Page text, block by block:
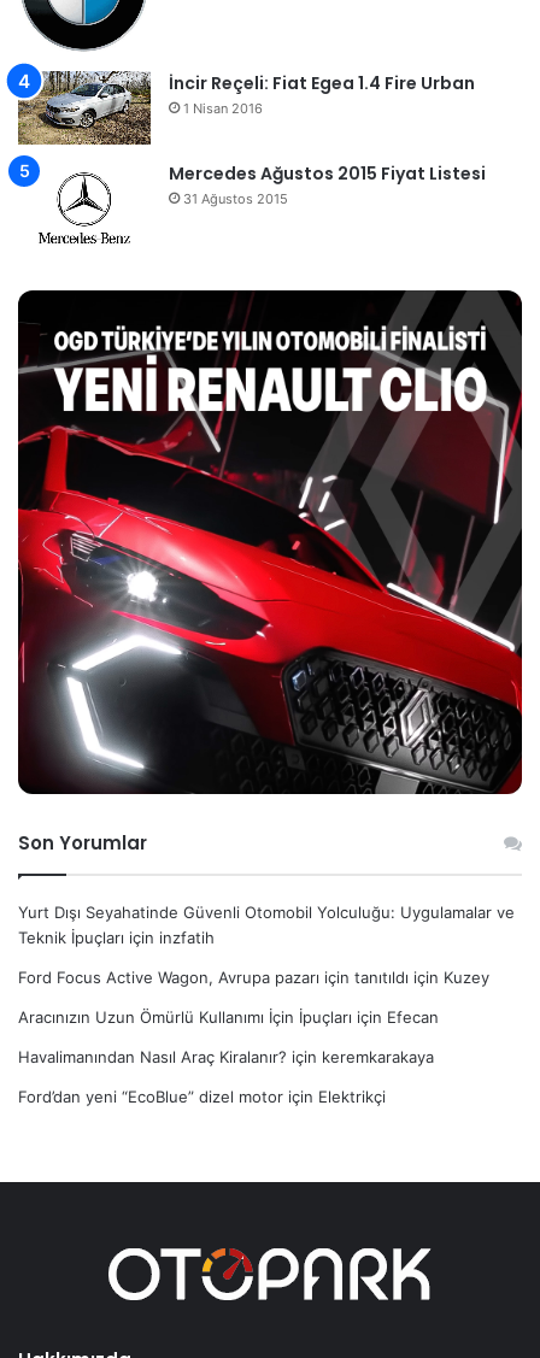
İncir Reçeli: Fiat Egea 1.4 Fire Urban
1 Nisan 2016
Mercedes Ağustos 2015 Fiyat Listesi
31 Ağustos 2015
Son Yorumlar
Yurt Dışı Seyahatinde Güvenli Otomobil Yolculuğu: Uygulamalar ve
Teknik İpuçları için inzfatih
Ford Focus Active Wagon, Avrupa pazarı için tanıtıldı için Kuzey
Aracınızın Uzun Ömürlü Kullanımı İçin İpuçları için Efecan
Havalimanından Nasıl Araç Kiralanır? için keremkarakaya
Ford’dan yeni “EcoBlue” dizel motor için Elektrikçi